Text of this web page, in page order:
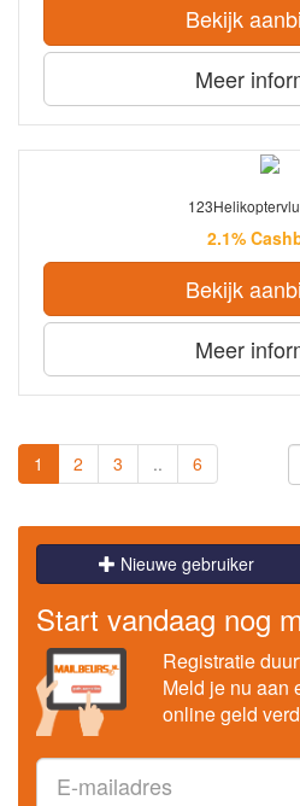
Bekijk
Meer
2.1%
Bekijk
Meer
1 2 3 .. 6
Nieuwe gebruiker
Registratie
Meld je nu aan
online geld